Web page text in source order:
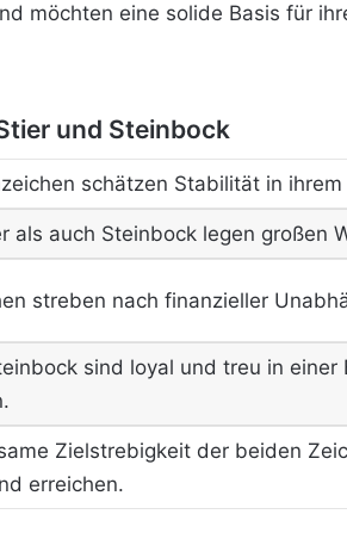
möchten eine solide Basis für
und Steinbock
schätzen Stabilität in
als auch Steinbock legen großen
streben nach finanzieller
sind loyal und treu in
Zielstrebigkeit der beiden
erreichen.